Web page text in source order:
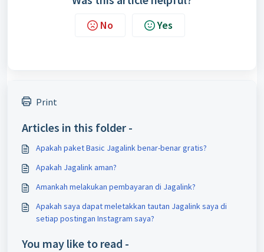
No Yes
Print
Articles in this folder -
Apakah paket Basic Jagalink benar-benar gratis?
Apakah Jagalink aman?
Amankah melakukan pembayaran di Jagalink?
Apakah saya dapat meletakkan tautan Jagalink saya di
setiap postingan Instagram saya?
You may like to read -